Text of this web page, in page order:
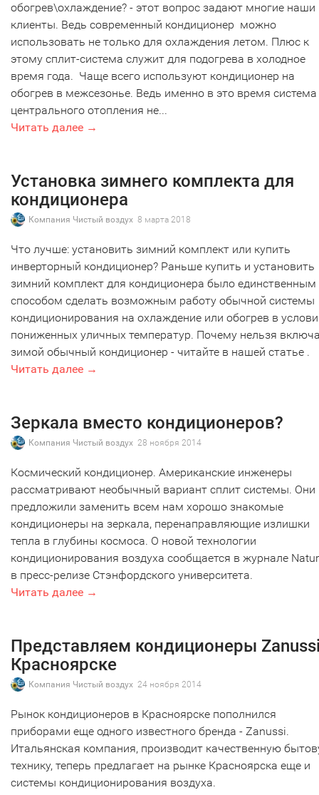
обогрев\охлаждение? - этот вопрос задают многие наши
клиенты. Ведь современный кондиционер можно
использовать не только для охлаждения летом. Плюс к
этому сплит-система служит для подогрева в холодное
время года. Чаще всего используют кондиционер на
обогрев в межсезонье. Ведь именно в это время система
центрального отопления не...
Читать далее →
Установка зимнего комплекта для
кондиционера
Компания Чистый воздух 8 марта 2018
Что лучше: установить зимний комплект или купить
инверторный кондиционер? Раньше купить и установить
зимний комплект для кондиционера было единственным
способом сделать возможным работу обычной системы
кондиционирования на охлаждение или обогрев в
пониженных уличных температур. Почему нельзя
зимой обычный кондиционер - читайте в нашей статье .
Читать далее →
Зеркала вместо кондиционеров?
Компания Чистый воздух 28 ноября 2014
Космический кондиционер. Американские инженеры
рассматривают необычный вариант сплит системы. Они
предложили заменить всем нам хорошо знакомые
кондиционеры на зеркала, перенаправляющие излишки
тепла в глубины космоса. О новой технологии
кондиционирования воздуха сообщается в журнале
в пресс-релизе Стэнфордского университета.
Читать далее →
Представляем кондиционеры
Красноярске
Компания Чистый воздух 24 ноября 2014
Рынок кондиционеров в Красноярске пополнился
приборами еще одного известного бренда - Zanussi.
Итальянская компания, производит качественную
технику, теперь предлагает на рынке Красноярска еще и
системы кондиционирования воздуха.